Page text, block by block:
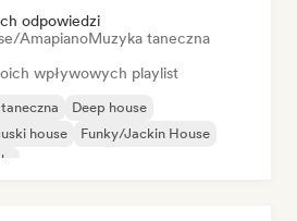
odpowiedzi
AmapianoMuzyka taneczna
wpływowych playlist
Deep house
house
Funky/Jackin House